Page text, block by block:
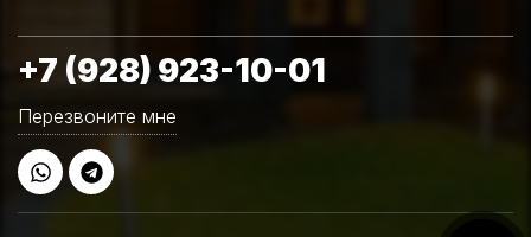
+7 (928) 923-10-01
Перезвоните мне